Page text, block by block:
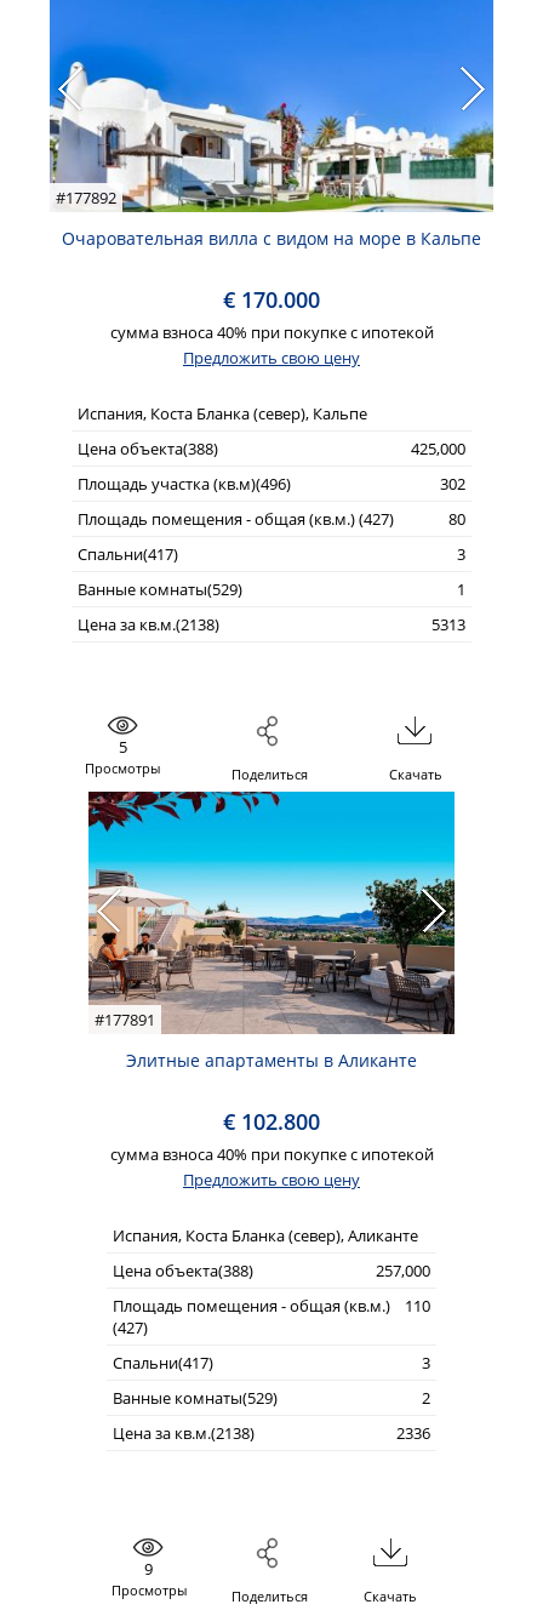
#177892
Очаровательная вилла с видом на море в Кальпе
€ 170.000
сумма взноса 40% при покупке с ипотекой
Предложить свою цену
Испания, Коста Бланка (север), Кальпе
Цена объекта(388)
425,000
Площадь участка (кв.м)(496)
302
Площадь помещения - общая (кв.м.) (427)
80
Спальни(417)
3
Ванные комнаты(529)
1
Цена за кв.м.(2138)
5313
5
Просмотры Поделиться Скачать
#177891
Элитные апартаменты в Аликанте
€ 102.800
сумма взноса 40% при покупке с ипотекой
Предложить свою цену
Испания, Коста Бланка (север), Аликанте
Цена объекта(388)
257,000
Площадь помещения - общая (кв.м.)
(427)
110
Спальни(417)
3
Ванные комнаты(529)
2
Цена за кв.м.(2138)
2336
9
Просмотры Поделиться Скачать